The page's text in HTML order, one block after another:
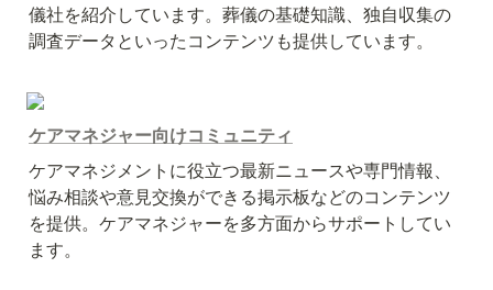
儀社を紹介しています。葬儀の基礎知識、独自収集の
調査データといったコンテンツも提供しています。
ケアマネジャー向けコミュニティ
ケアマネジメントに役立つ最新ニュースや専門情報、
悩み相談や意見交換ができる掲示板などのコンテンツ
を提供。ケアマネジャーを多方面からサポートしてい
ます。